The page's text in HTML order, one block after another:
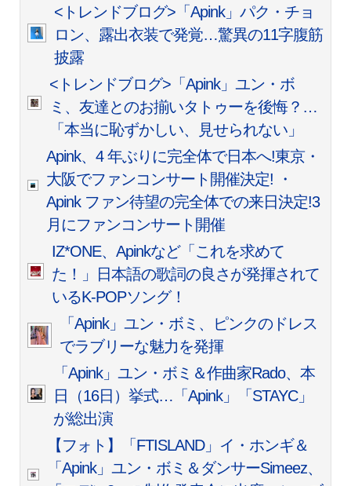
<トレンドブログ>「Apink」パク・チョ
ロン、露出衣装で発覚…驚異の11字腹筋
披露
<トレンドブログ>「Apink」ユン・ボ
ミ、友達とのお揃いタトゥーを後悔？…
「本当に恥ずかしい、見せられない」
Apink、4 年ぶりに完全体で日本へ!東京・
大阪でファンコンサート開催決定! ・
Apink ファン待望の完全体での来日決定!3
月にファンコンサート開催
IZ*ONE、Apinkなど「これを求めて
た！」日本語の歌詞の良さが発揮されて
いるK-POPソング！
「Apink」ユン・ボミ、ピンクのドレス
でラブリーな魅力を発揮
「Apink」ユン・ボミ＆作曲家Rado、本
日（16日）挙式…「Apink」「STAYC」
が総出演
【フォト】「FTISLAND」イ・ホンギ＆
「Apink」ユン・ボミ＆ダンサーSimeez、